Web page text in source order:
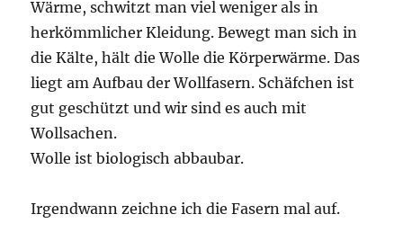
Wärme, schwitzt man viel weniger als in
herkömmlicher Kleidung. Bewegt man sich in
die Kälte, hält die Wolle die Körperwärme. Das
liegt am Aufbau der Wollfasern. Schäfchen ist
gut geschützt und wir sind es auch mit
Wollsachen.
Wolle ist biologisch abbaubar.
Irgendwann zeichne ich die Fasern mal auf.